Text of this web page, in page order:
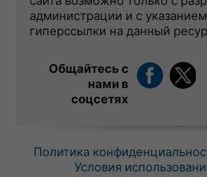
администрации и с
гиперссылки на данный
Общайтесь с
нами в
соцсетях
Политика
Условия